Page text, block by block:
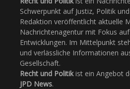
Schwerpunkt auf Justiz, Politik
Redaktion veröffentlicht aktuelle
Nachrichtenagentur mit Fokus
Entwicklungen. Im Mittelpunkt
und verlässliche Informationen
Gesellschaft.
Recht und Politikist ein Angebot
JPD News.